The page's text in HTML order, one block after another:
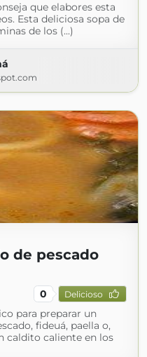
que elabores esta
Esta deliciosa sopa de
de los (...)
de pescado
0 Delicioso
para preparar un
fideuá, paella o,
caldito caliente en los